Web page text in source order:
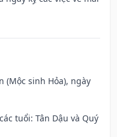
(Mộc sinh Hỏa), ngày
tuổi: Tân Dậu và Quý